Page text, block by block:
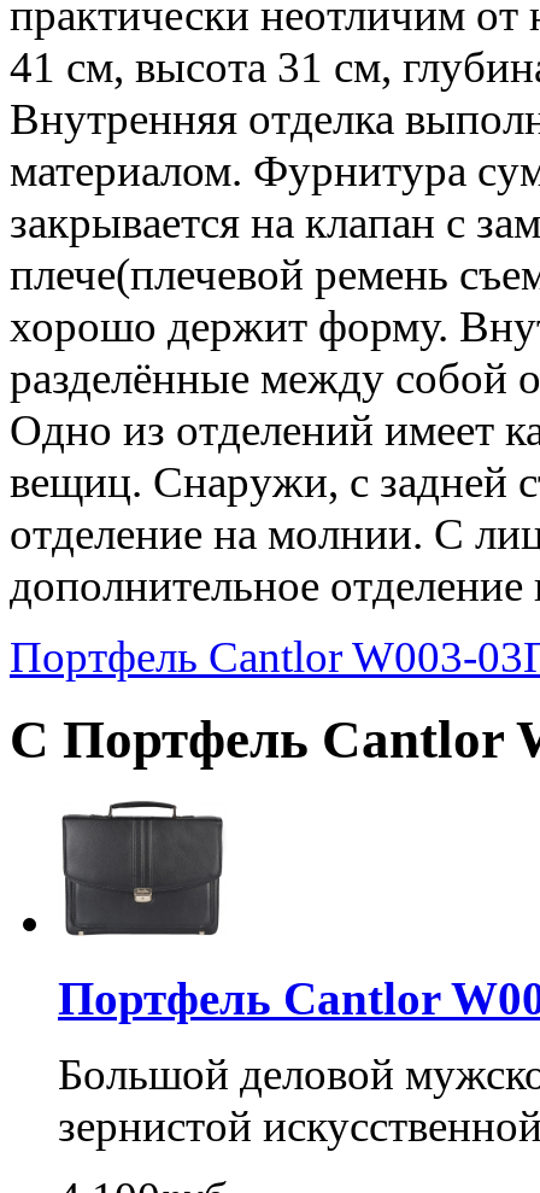
практически неотличим
41 см, высота 31 см,
Внутренняя отделка
материалом. Фурнитура
закрывается на клапан с
плече(плечевой ремень
хорошо держит форму.
разделённые между собой
Одно из отделений имеет
вещиц. Снаружи, с задней
отделение на молнии. С
дополнительное
Портфель Cantlor W003-03
С Портфель Cantlor
Портфель Cantlor
Большой деловой
зернистой